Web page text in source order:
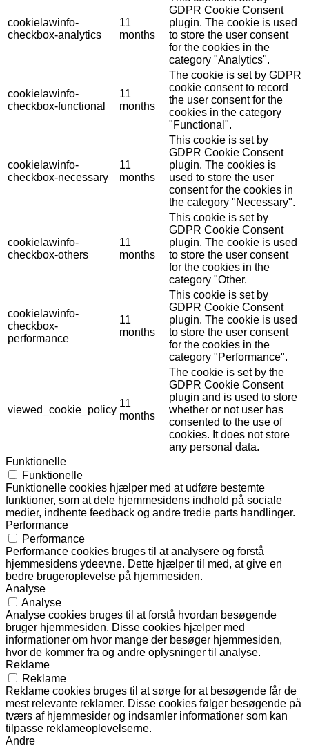
cookielawinfo-
checkbox-analytics
11
months
GDPR Cookie Consent
plugin. The cookie is used
to store the user consent
for the cookies in the
category "Analytics".
cookielawinfo-
checkbox-functional
11
months
The cookie is set by GDPR
cookie consent to record
the user consent for the
cookies in the category
"Functional".
cookielawinfo-
checkbox-necessary
11
months
This cookie is set by
GDPR Cookie Consent
plugin. The cookies is
used to store the user
consent for the cookies in
the category "Necessary".
cookielawinfo-
checkbox-others
11
months
This cookie is set by
GDPR Cookie Consent
plugin. The cookie is used
to store the user consent
for the cookies in the
category "Other.
cookielawinfo-
checkbox-
performance
11
months
This cookie is set by
GDPR Cookie Consent
plugin. The cookie is used
to store the user consent
for the cookies in the
category "Performance".
viewed_cookie_policy
11
months
The cookie is set by the
GDPR Cookie Consent
plugin and is used to store
whether or not user has
consented to the use of
cookies. It does not store
any personal data.
Funktionelle
Funktionelle
Funktionelle cookies hjælper med at udføre bestemte
funktioner, som at dele hjemmesidens indhold på sociale
medier, indhente feedback og andre tredie parts handlinger.
Performance
Performance
Performance cookies bruges til at analysere og forstå
hjemmesidens ydeevne. Dette hjælper til med, at give en
bedre brugeroplevelse på hjemmesiden.
Analyse
Analyse
Analyse cookies bruges til at forstå hvordan besøgende
bruger hjemmesiden. Disse cookies hjælper med
informationer om hvor mange der besøger hjemmesiden,
hvor de kommer fra og andre oplysninger til analyse.
Reklame
Reklame
Reklame cookies bruges til at sørge for at besøgende får de
mest relevante reklamer. Disse cookies følger besøgende på
tværs af hjemmesider og indsamler informationer som kan
tilpasse reklameoplevelserne.
Andre